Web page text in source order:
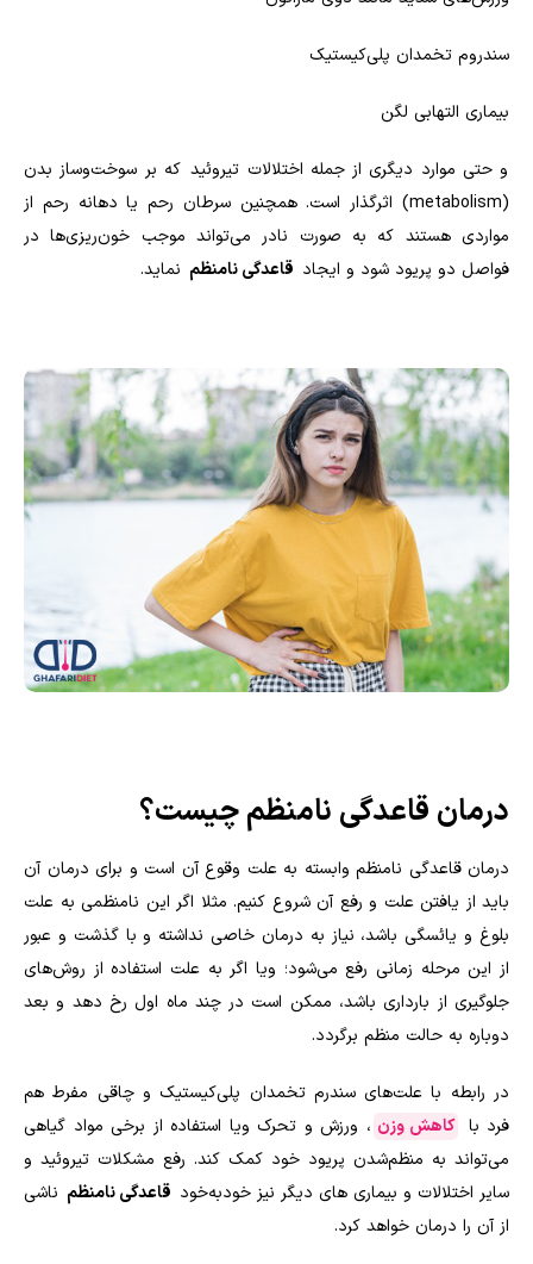
سندروم تخمدان پلی‌کیستیک
بیماری التهابی لگن
و حتی موارد دیگری از جمله اختلالات تیروئید که بر سوخت‌وساز بدن
(
metabolism) اثرگذار است. همچنین سرطان رحم یا دهانه رحم از
مواردی هستند که به صورت نادر می‌تواند موجب خون‌ریزی‌ها در
فواصل دو پریود شود و ایجاد قاعدگی نامنظم نماید.
درمان قاعدگی نامنظم چیست؟
درمان قاعدگی نامنظم وابسته به علت وقوع آن است و برای درمان آن
باید از یافتن علت و رفع آن شروع کنیم. مثلا اگر این نامنظمی به علت
بلوغ و یائسگی باشد، نیاز به درمان خاصی نداشته و با گذشت و عبور
از این مرحله زمانی رفع می‌شود؛ ویا اگر به علت استفاده از روش‌های
جلوگیری از بارداری باشد، ممکن است در چند ماه اول رخ دهد و بعد
دوباره به حالت منظم برگردد.
در رابطه با علت‌های سندرم تخمدان پلی‌کیستیک و چاقی مفرط هم
فرد با کاهش وزن ، ورزش و تحرک ویا استفاده از برخی مواد گیاهی
می‌تواند به منظم‌شدن پریود خود کمک کند. رفع مشکلات تیروئید و
سایر اختلالات و بیماری های دیگر نیز خودبه‌خود قاعدگی نامنظم ناشی
از آن را درمان خواهد کرد.